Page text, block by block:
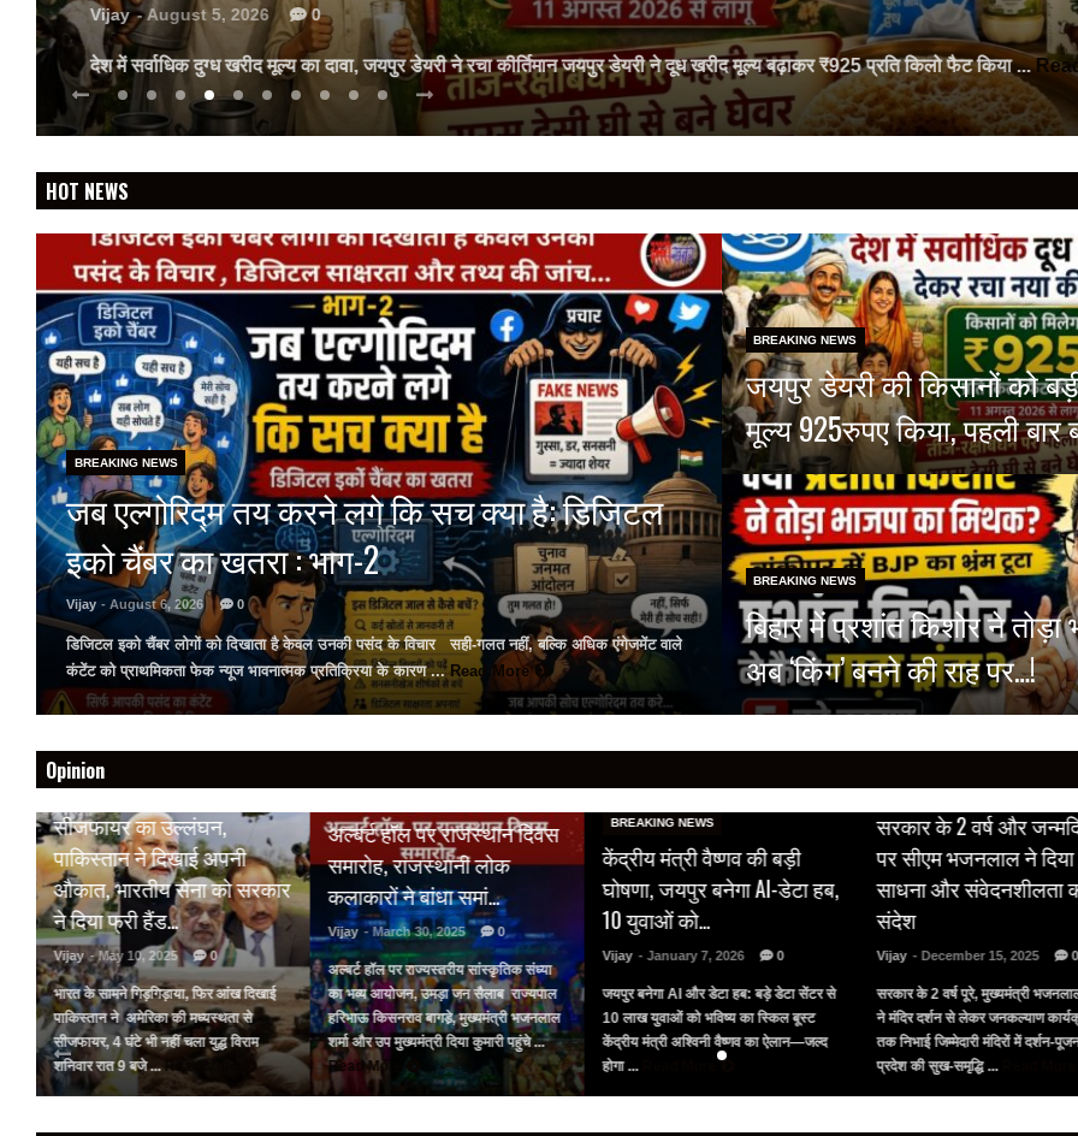
गीतांजलि मेडिकल कॉलेज में विशेषज्ञों ने दी आधुनिक सर्जरी की जानकारी गीतांजलि मेडिकल कॉलेज एंड हॉस्पिटल में फेफड़ों के कैंसर पर
More
HOT NEWS
BREAKING NEWS
जब एल्गोरिद्म तय करने लगे कि सच क्या है: डिजिटल
इको चैंबर का खतरा : भाग-2
Vijay - August 6, 2026 0
डिजिटल इको चैंबर लोगों को दिखाता है केवल उनकी पसंद के विचार सही-गलत नहीं, बल्कि अधिक एंगेजमेंट वाले
कंटेंट को प्राथमिकता फेक न्यूज भावनात्मक प्रतिक्रिया के कारण ... Read More
BREAKING NEWS
जयपुर डेयरी की किसानों को
मूल्य 925रुपए किया, पहली
BREAKING NEWS
बिहार में प्रशांत किशोर ने
अब ‘किंग’ बनने की राह पर…!
Opinion
HOT NEWS
सीजफायर का उल्लंघन,
पाकिस्तान ने दिखाई अपनी
औकात, भारतीय सेना को सरकार
ने दिया फ्री हैंड…
Vijay - May 10, 2025 0
भारत के सामने गिड़गिड़ाया, फिर आंख दिखाई
पाकिस्तान ने अमेरिका की मध्यस्थता से
सीजफायर, 4 घंटे भी नहीं चला युद्ध विराम
शनिवार रात 9 बजे ... Read More
अल्बर्ट हॉल पर राजस्थान दिवस
समारोह, राजस्थानी लोक
कलाकारों ने बांधा समां…
Vijay - March 30, 2025 0
अल्बर्ट हॉल पर राज्यस्तरीय सांस्कृतिक संध्या
का भव्य आयोजन, उमड़ा जन सैलाब राज्यपाल
हरिभाऊ किसनराव बागडे़, मुख्यमंत्री भजनलाल
शर्मा और उप मुख्यमंत्री दिया कुमारी पहुंचे ...
Read More
BREAKING NEWS
केंद्रीय मंत्री वैष्णव की बड़ी
घोषणा, जयपुर बनेगा AI-डेटा हब,
10 युवाओं को…
Vijay - January 7, 2026 0
जयपुर बनेगा AI और डेटा हब: बड़े डेटा सेंटर से
10 लाख युवाओं को भविष्य का स्किल बूस्ट
केंद्रीय मंत्री अश्विनी वैष्णव का ऐलान—जल्द
होगा ... Read More
BREAKING NEWS
सरकार के 2 वर्ष और
पर सीएम भजनलाल ने दिया
साधना और संवेदनशीलता
संदेश
Vijay - December 15, 2025 0
सरकार के 2 वर्ष पूरे, मुख्यमंत्री भजनलाल
ने मंदिर दर्शन से लेकर जनकल्याण
तक निभाई जिम्मेदारी मंदिरों में दर्शन-
प्रदेश की सुख-समृद्धि ... Read More